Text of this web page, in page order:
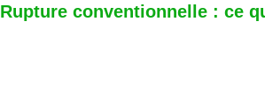
Rupture conventionnelle : ce